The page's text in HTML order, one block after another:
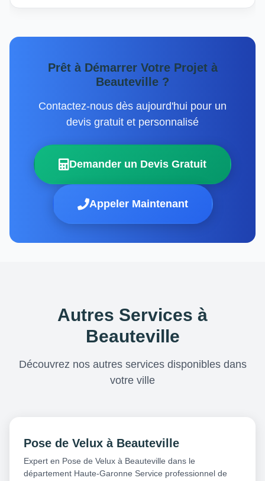
Prêt à Démarrer Votre Projet à
Beauteville ?
Contactez-nous dès aujourd'hui pour un
devis gratuit et personnalisé
Demander un Devis Gratuit
Appeler Maintenant
Autres Services à
Beauteville
Découvrez nos autres services disponibles dans
votre ville
Pose de Velux à Beauteville
Expert en Pose de Velux à Beauteville dans le
département Haute-Garonne Service professionnel de